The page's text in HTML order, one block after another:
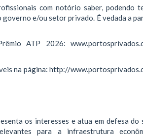
com notório saber, podendo
governo e/ou setor privado. É vedada a
ATP 2026:
na página: http://
os interesses e atua em defesa do
para a infraestrutura